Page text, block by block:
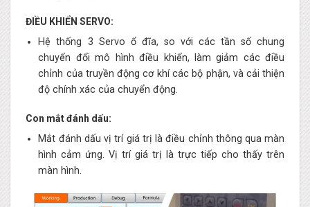
ĐIỀU KHIỂN SERVO:
Hệ thống 3 Servo ổ đĩa, so với các tần số chung
chuyển đổi mô hình điều khiển, làm giảm các điều
chỉnh của truyền động cơ khí các bộ phận, và cải thiện
độ chính xác của chuyển động.
Con mắt đánh dấu:
Mắt đánh dấu vị trí giá trị là điều chỉnh thông qua màn
hình cảm ứng. Vị trí giá trị là trực tiếp cho thấy trên
màn hình.